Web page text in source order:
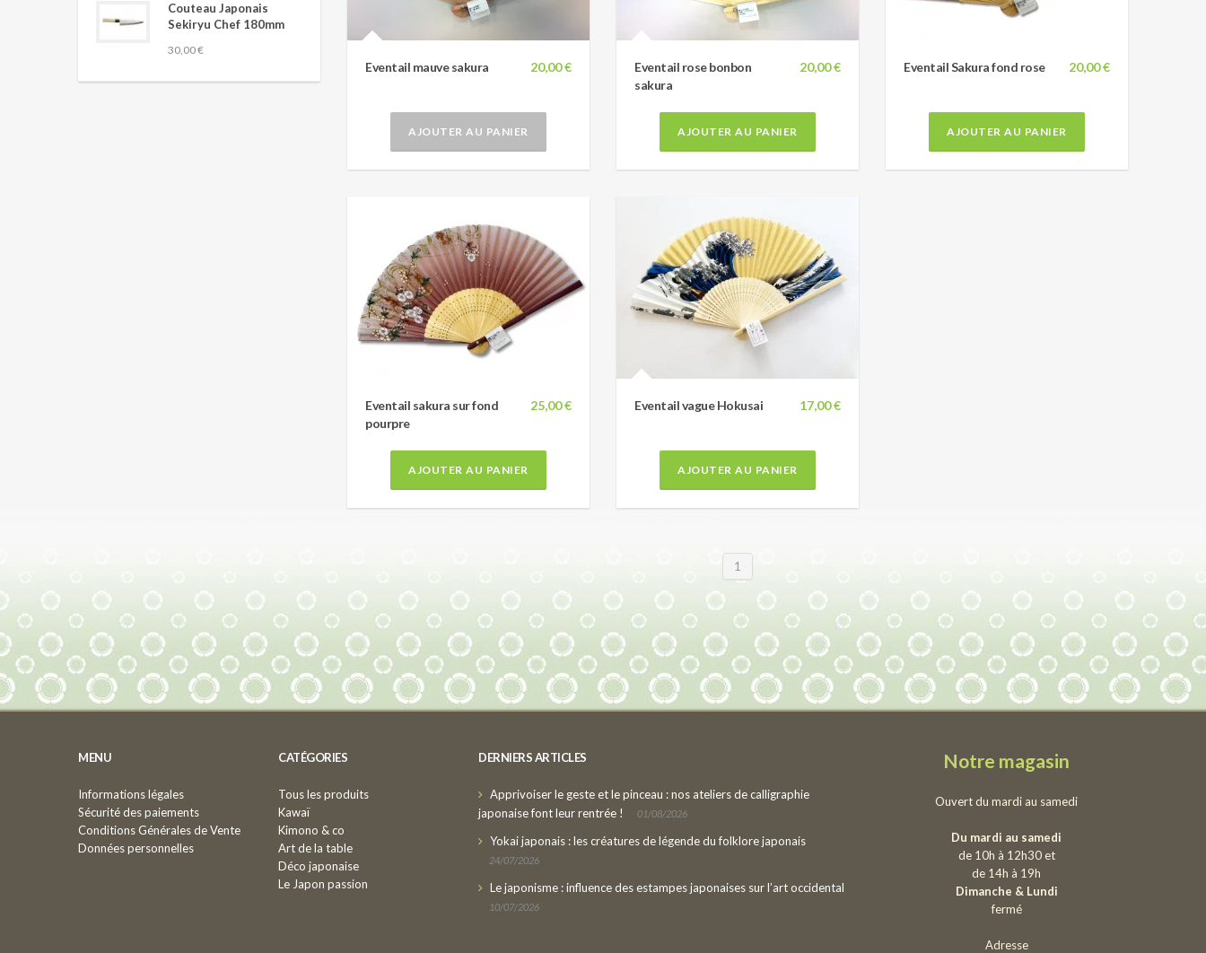
Couteau Japonais
Sekiryu Chef 180mm
30,00 €
20,00 €
Eventail mauve sakura
AJOUTER AU PANIER
20,00 €
Eventail rose bonbon
sakura
AJOUTER AU PANIER
20,00 €
Eventail Sakura fond rose
AJOUTER AU PANIER
25,00 €
Eventail sakura sur fond
pourpre
AJOUTER AU PANIER
17,00 €
Eventail vague Hokusai
AJOUTER AU PANIER
1
MENU
Informations légales
Sécurité des paiements
Conditions Générales de Vente
Données personnelles
CATÉGORIES
Tous les produits
Kawaï
Kimono & co
Art de la table
Déco japonaise
Le Japon passion
DERNIERS ARTICLES
Apprivoiser le geste et le pinceau : nos ateliers de calligraphie
japonaise font leur rentrée !
01/08/2026
Yokai japonais : les créatures de légende du folklore japonais
24/07/2026
Le japonisme : influence des estampes japonaises sur l’art occidental
10/07/2026
Notre magasin
Ouvert du mardi au samedi
Du mardi au samedi
de 10h à 12h30 et
de 14h à 19h
Dimanche & Lundi
fermé
Adresse